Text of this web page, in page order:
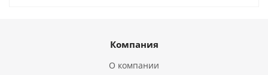
Компания
О компании